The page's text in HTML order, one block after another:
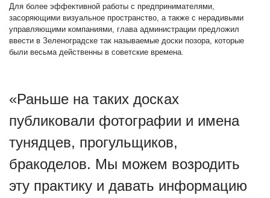
Для более эффективной работы с предпринимателями,
засоряющими визуальное пространство, а также с нерадивыми
управляющими компаниями, глава администрации предложил
ввести в Зеленоградске так называемые доски позора, которые
были весьма действенны в советские времена.
«Раньше на таких досках
публиковали фотографии и имена
тунядцев, прогульщиков,
бракоделов. Мы можем возродить
эту практику и давать информацию